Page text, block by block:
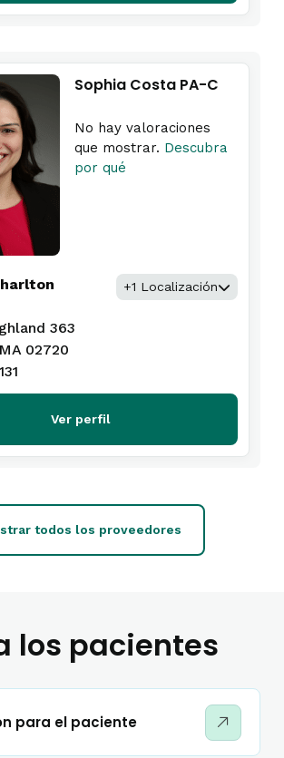
Sophia Costa PA-C
No hay valoraciones
que mostrar. Descubra
por qué
363
02720
+1 Localización
Ver perfil
todos los proveedores
los pacientes
para el paciente